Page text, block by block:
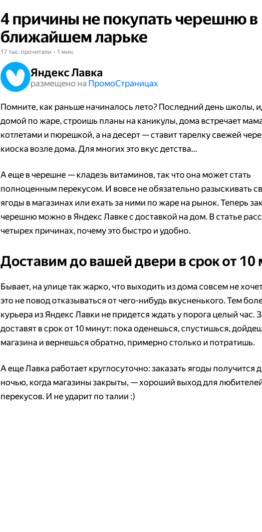
4 причины не покупать черешню в
ближайшем ларьке
17 тыс. прочитали • 1 мин.
Яндекс Лавка
размещено на Промо​​​​​​​Страницах
Помните, как раньше начиналось лето? Последний день школы,
домой по жаре, строишь планы на каникулы, дома встречает
котлетами и пюрешкой, а на десерт — ставит тарелку свежей
киоска возле дома. Для многих это вкус детства…
А еще в черешне — кладезь витаминов, так что она может стать
полноценным перекусом. И вовсе не обязательно разыскивать
ягоды в магазинах или ехать за ними по жаре на рынок. Теперь
черешню можно в Яндекс Лавке с доставкой на дом. В статье
четырех причинах, почему это быстро и удобно.
Доставим до вашей двери в срок от 10
Бывает, на улице так жарко, что выходить из дома совсем не
это не повод отказываться от чего-нибудь вкусненького. Тем
курьера из Яндекс Лавки не придется ждать у порога целый час.
доставят в срок от 10 минут: пока оденешься, спустишься,
магазина и вернешься обратно, примерно столько и потратишь.
А еще Лавка работает круглосуточно: заказать ягоды получится
ночью, когда магазины закрыты, — хороший выход для
перекусов. И не ударит по талии :)